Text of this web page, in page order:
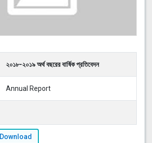
২০১৮-২০১৯ অর্থ বছরের বার্ষিক প্রতিবেদন
Annual Report
Download